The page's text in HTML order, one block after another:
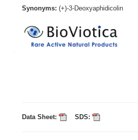
Synonyms: (+)-3-Deoxyaphidicolin
Data Sheet: SDS: